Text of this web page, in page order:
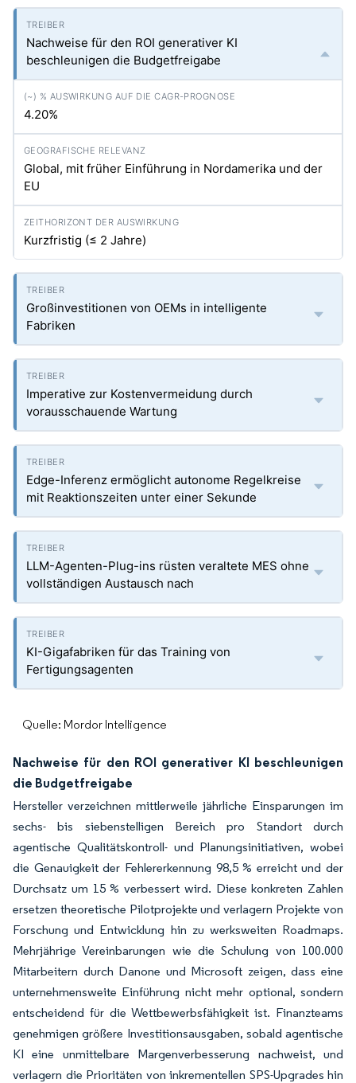
Nachweise für den ROI generativer KI
beschleunigen die Budgetfreigabe
4.20%
Global, mit früher Einführung in Nordamerika und der
EU
Kurzfristig (≤ 2 Jahre)
Großinvestitionen von OEMs in intelligente
Fabriken
Imperative zur Kostenvermeidung durch
vorausschauende Wartung
Edge-Inferenz ermöglicht autonome Regelkreise
mit Reaktionszeiten unter einer Sekunde
LLM-Agenten-Plug-ins rüsten veraltete MES ohne
vollständigen Austausch nach
KI-Gigafabriken für das Training von
Fertigungsagenten
Quelle: Mordor Intelligence
Nachweise für den ROI generativer KI beschleunigen
die Budgetfreigabe
Hersteller verzeichnen mittlerweile jährliche Einsparungen im
sechs- bis siebenstelligen Bereich pro Standort durch
agentische Qualitätskontroll- und Planungsinitiativen, wobei
die Genauigkeit der Fehlererkennung 98,5 % erreicht und der
Durchsatz um 15 % verbessert wird. Diese konkreten Zahlen
ersetzen theoretische Pilotprojekte und verlagern Projekte von
Forschung und Entwicklung hin zu werksweiten Roadmaps.
Mehrjährige Vereinbarungen wie die Schulung von 100.000
Mitarbeitern durch Danone und Microsoft zeigen, dass eine
unternehmensweite Einführung nicht mehr optional, sondern
entscheidend für die Wettbewerbsfähigkeit ist. Finanzteams
genehmigen größere Investitionsausgaben, sobald agentische
KI eine unmittelbare Margenverbesserung nachweist, und
verlagern die Prioritäten von inkrementellen SPS-Upgrades hin